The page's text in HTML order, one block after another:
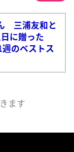
三浦友和と
に贈った
週のベストス
ます